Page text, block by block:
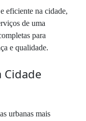
eficiente na cidade,
de uma
para
e qualidade.
Cidade
urbanas mais